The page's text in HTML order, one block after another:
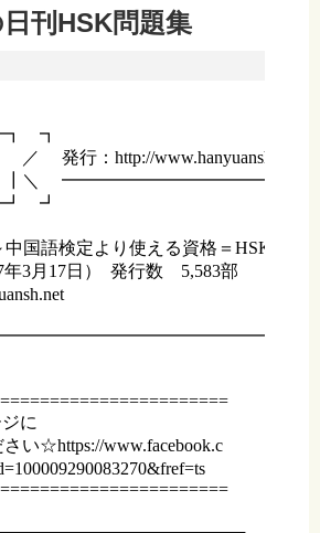
刊HSK問題集
　┓
発行：http://www.hanyuansh.net
＼　
　┛
国語検定より使える資格＝HSK～
年3月17日）  発行数　5,583部
に
い☆https://www.facebook.c